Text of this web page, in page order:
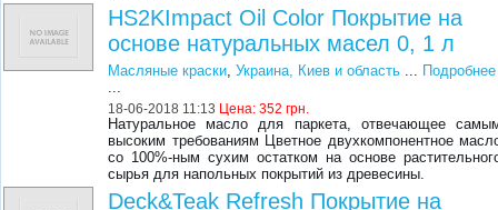
HS2KImpact Oil Color Покрытие на
основе натуральных масел 0, 1 л
Масляные краски,Украина, Киев и область ... Подробнее
...
18-06-2018 11:13 Цена:352 грн.
Натуральное масло для паркета, отвечающее
высоким требованиям Цветное двухкомпонентное
со 100%-ным сухим остатком на основе
сырья для напольных покрытий из древесины.
Deck&Teak Refresh Покрытие на